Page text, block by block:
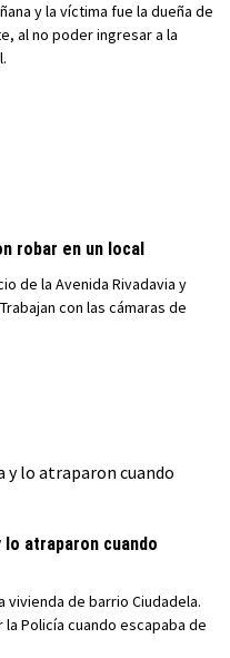
y la víctima fue la dueña de
al no poder ingresar a la
robar en un local
de la Avenida Rivadavia y
con las cámaras de
lo atraparon cuando
vivienda de barrio Ciudadela.
Policía cuando escapaba de